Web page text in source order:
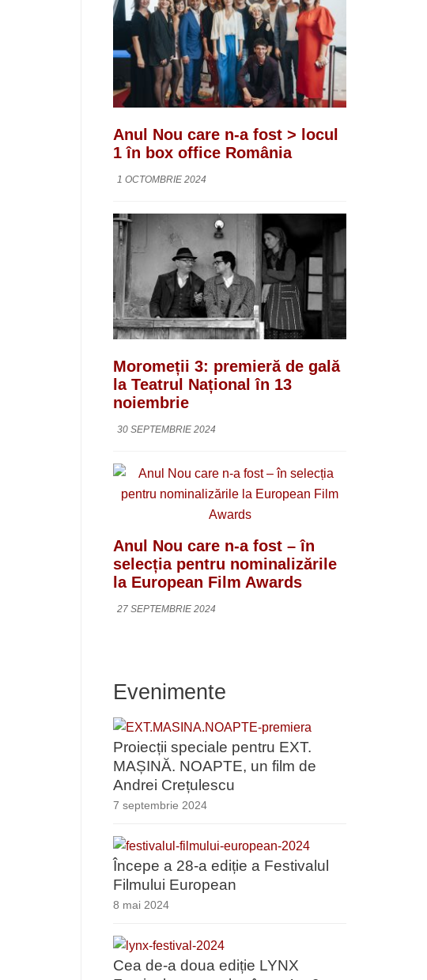
Anul Nou care n-a fost > locul
1 în box office România
1 OCTOMBRIE 2024
Moromeții 3: premieră de gală
la Teatrul Național în 13
noiembrie
30 SEPTEMBRIE 2024
Anul Nou care n-a fost – în
selecția pentru nominalizările
la European Film Awards
27 SEPTEMBRIE 2024
Evenimente
Proiecții speciale pentru EXT.
MAȘINĂ. NOAPTE, un film de
Andrei Crețulescu
7 septembrie 2024
Începe a 28-a ediție a Festivalul
Filmului European
8 mai 2024
Cea de-a doua ediție LYNX